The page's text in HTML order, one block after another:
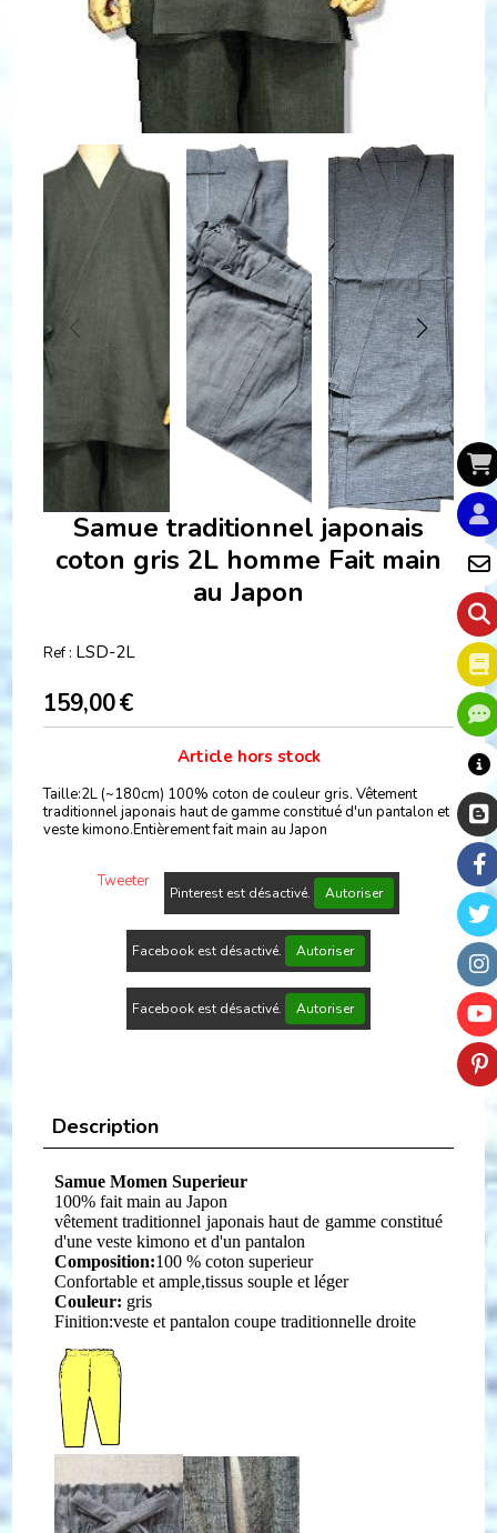
Samue traditionnel japonais
coton gris 2L homme Fait main
au Japon
Ref : LSD-2L
159,00€
Article hors stock
Taille:2L (~180cm) 100% coton de couleur gris. Vêtement
traditionnel japonais haut de gamme constitué d'un pantalon et
veste kimono.Entièrement fait main au Japon
Tweeter
Pinterest est désactivé. Autoriser
Facebook est désactivé. Autoriser
Facebook est désactivé. Autoriser
Description
Samue Momen Superieur
100% fait main au Japon
vêtement traditionnel japonais haut de gamme constitué
d'une veste kimono et d'un pantalon
Composition:100 % coton superieur
Confortable et ample,tissus souple et léger
Couleur: gris
Finition:veste et pantalon coupe traditionnelle droite